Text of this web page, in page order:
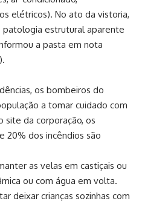
elétricos). No ato da vistoria,
patologia estrutural aparente
a pasta em nota
os bombeiros do
a tomar cuidado com
site da corporação, os
20% dos incêndios são
as velas em castiçais ou
ou com água em volta.
deixar crianças sozinhas com